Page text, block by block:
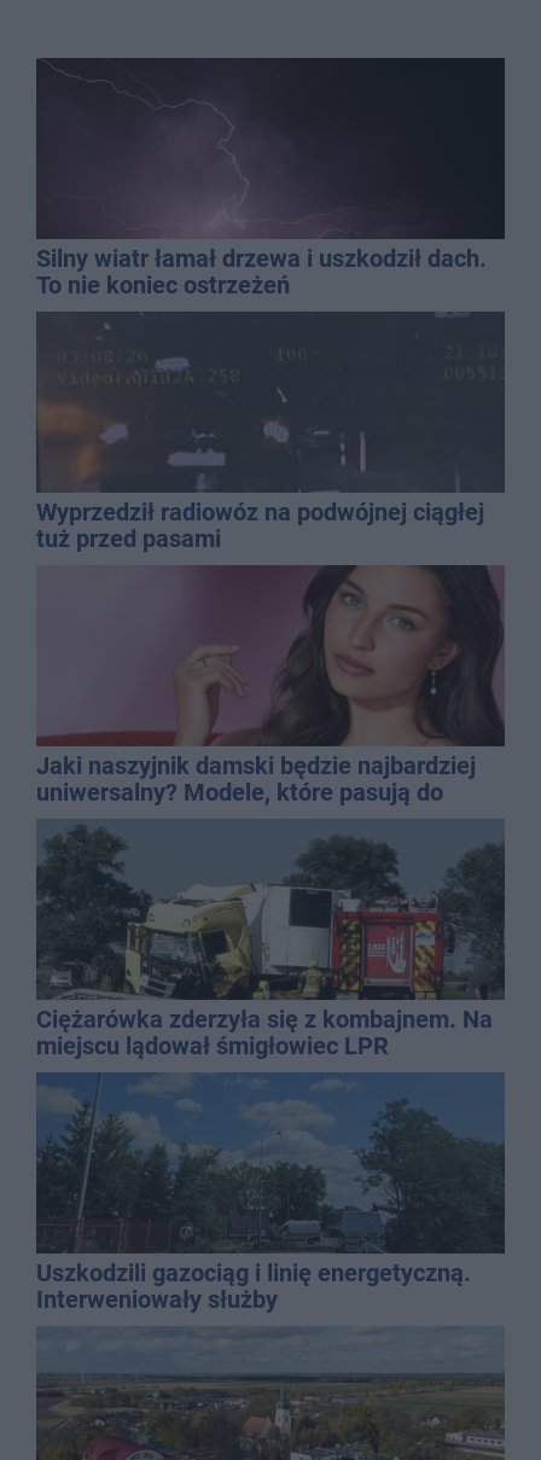
Silny wiatr łamał drzewa i uszkodził dach.
To nie koniec ostrzeżeń
Wyprzedził radiowóz na podwójnej ciągłej
tuż przed pasami
Jaki naszyjnik damski będzie najbardziej
uniwersalny? Modele, które pasują do
wielu stylizacji
Ciężarówka zderzyła się z kombajnem. Na
miejscu lądował śmigłowiec LPR
Uszkodzili gazociąg i linię energetyczną.
Interweniowały służby